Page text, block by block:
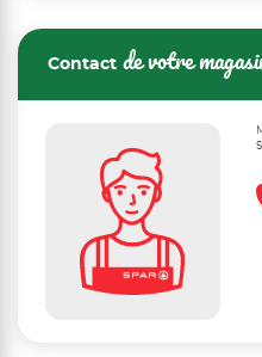
Contact de votre